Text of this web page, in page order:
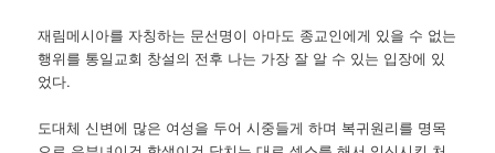
재림메시아를 자칭하는 문선명이 아마도 종교인에게 있을 수 없는
행위를 통일교회 창설의 전후 나는 가장 잘 알 수 있는 입장에 있
었다.
도대체 신변에 많은 여성을 두어 시중들게 하며 복귀원리를 명목